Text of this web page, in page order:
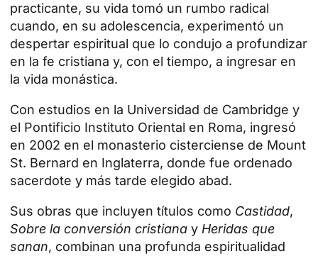
practicante, su vida tomó un rumbo radical
cuando, en su adolescencia, experimentó un
despertar espiritual que lo condujo a profundizar
en la fe cristiana y, con el tiempo, a ingresar en
la vida monástica.
Con estudios en la Universidad de Cambridge y
el Pontificio Instituto Oriental en Roma, ingresó
en 2002 en el monasterio cisterciense de Mount
St. Bernard en Inglaterra, donde fue ordenado
sacerdote y más tarde elegido abad.
Sus obras que incluyen títulos como Castidad,
Sobre la conversión cristiana y Heridas que
sanan, combinan una profunda espiritualidad